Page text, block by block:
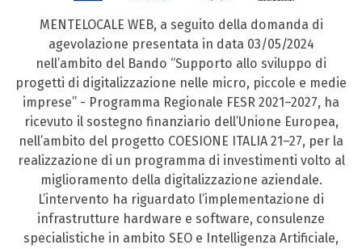
MENTELOCALE WEB, a seguito della domanda di
agevolazione presentata in data 03/05/2024
nell’ambito del Bando “Supporto allo sviluppo di
progetti di digitalizzazione nelle micro, piccole e medie
imprese” - Programma Regionale FESR 2021–2027, ha
ricevuto il sostegno finanziario dell’Unione Europea,
nell’ambito del progetto COESIONE ITALIA 21–27, per la
realizzazione di un programma di investimenti volto al
miglioramento della digitalizzazione aziendale.
L’intervento ha riguardato l’implementazione di
infrastrutture hardware e software, consulenze
specialistiche in ambito SEO e Intelligenza Artificiale,